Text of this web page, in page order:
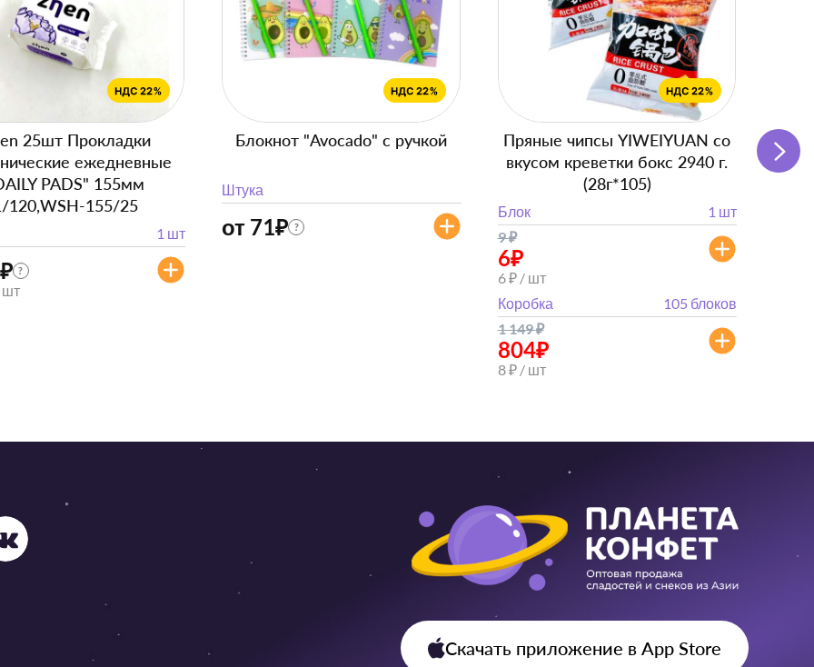
25шт Прокладки
ежедневные
PADS" 155мм
120,WSH-155/25
1 шт
₽ ?
шт
Блокнот "Avocado" с ручкой
Штука
от 71₽ ?
Пряные чипсы YIWEIYUAN со
вкусом креветки бокс 2940 г.
(28г*105)
Блок
1 шт
9₽
6₽
6 ₽ / шт
Коробка
105 блоков
1 149₽
804₽
8 ₽ / шт
Скачать приложение в App Store